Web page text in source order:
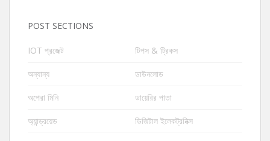
POST SECTIONS
IOT প্রজেক্ট
অন্যান্য
অপেরা মিনি
অ্যান্ড্রয়েড
টিপস & ট্রিকস
ডাউনলোড
ডায়েরির পাতা
ডিজিটাল ইলেকট্রনিক্স